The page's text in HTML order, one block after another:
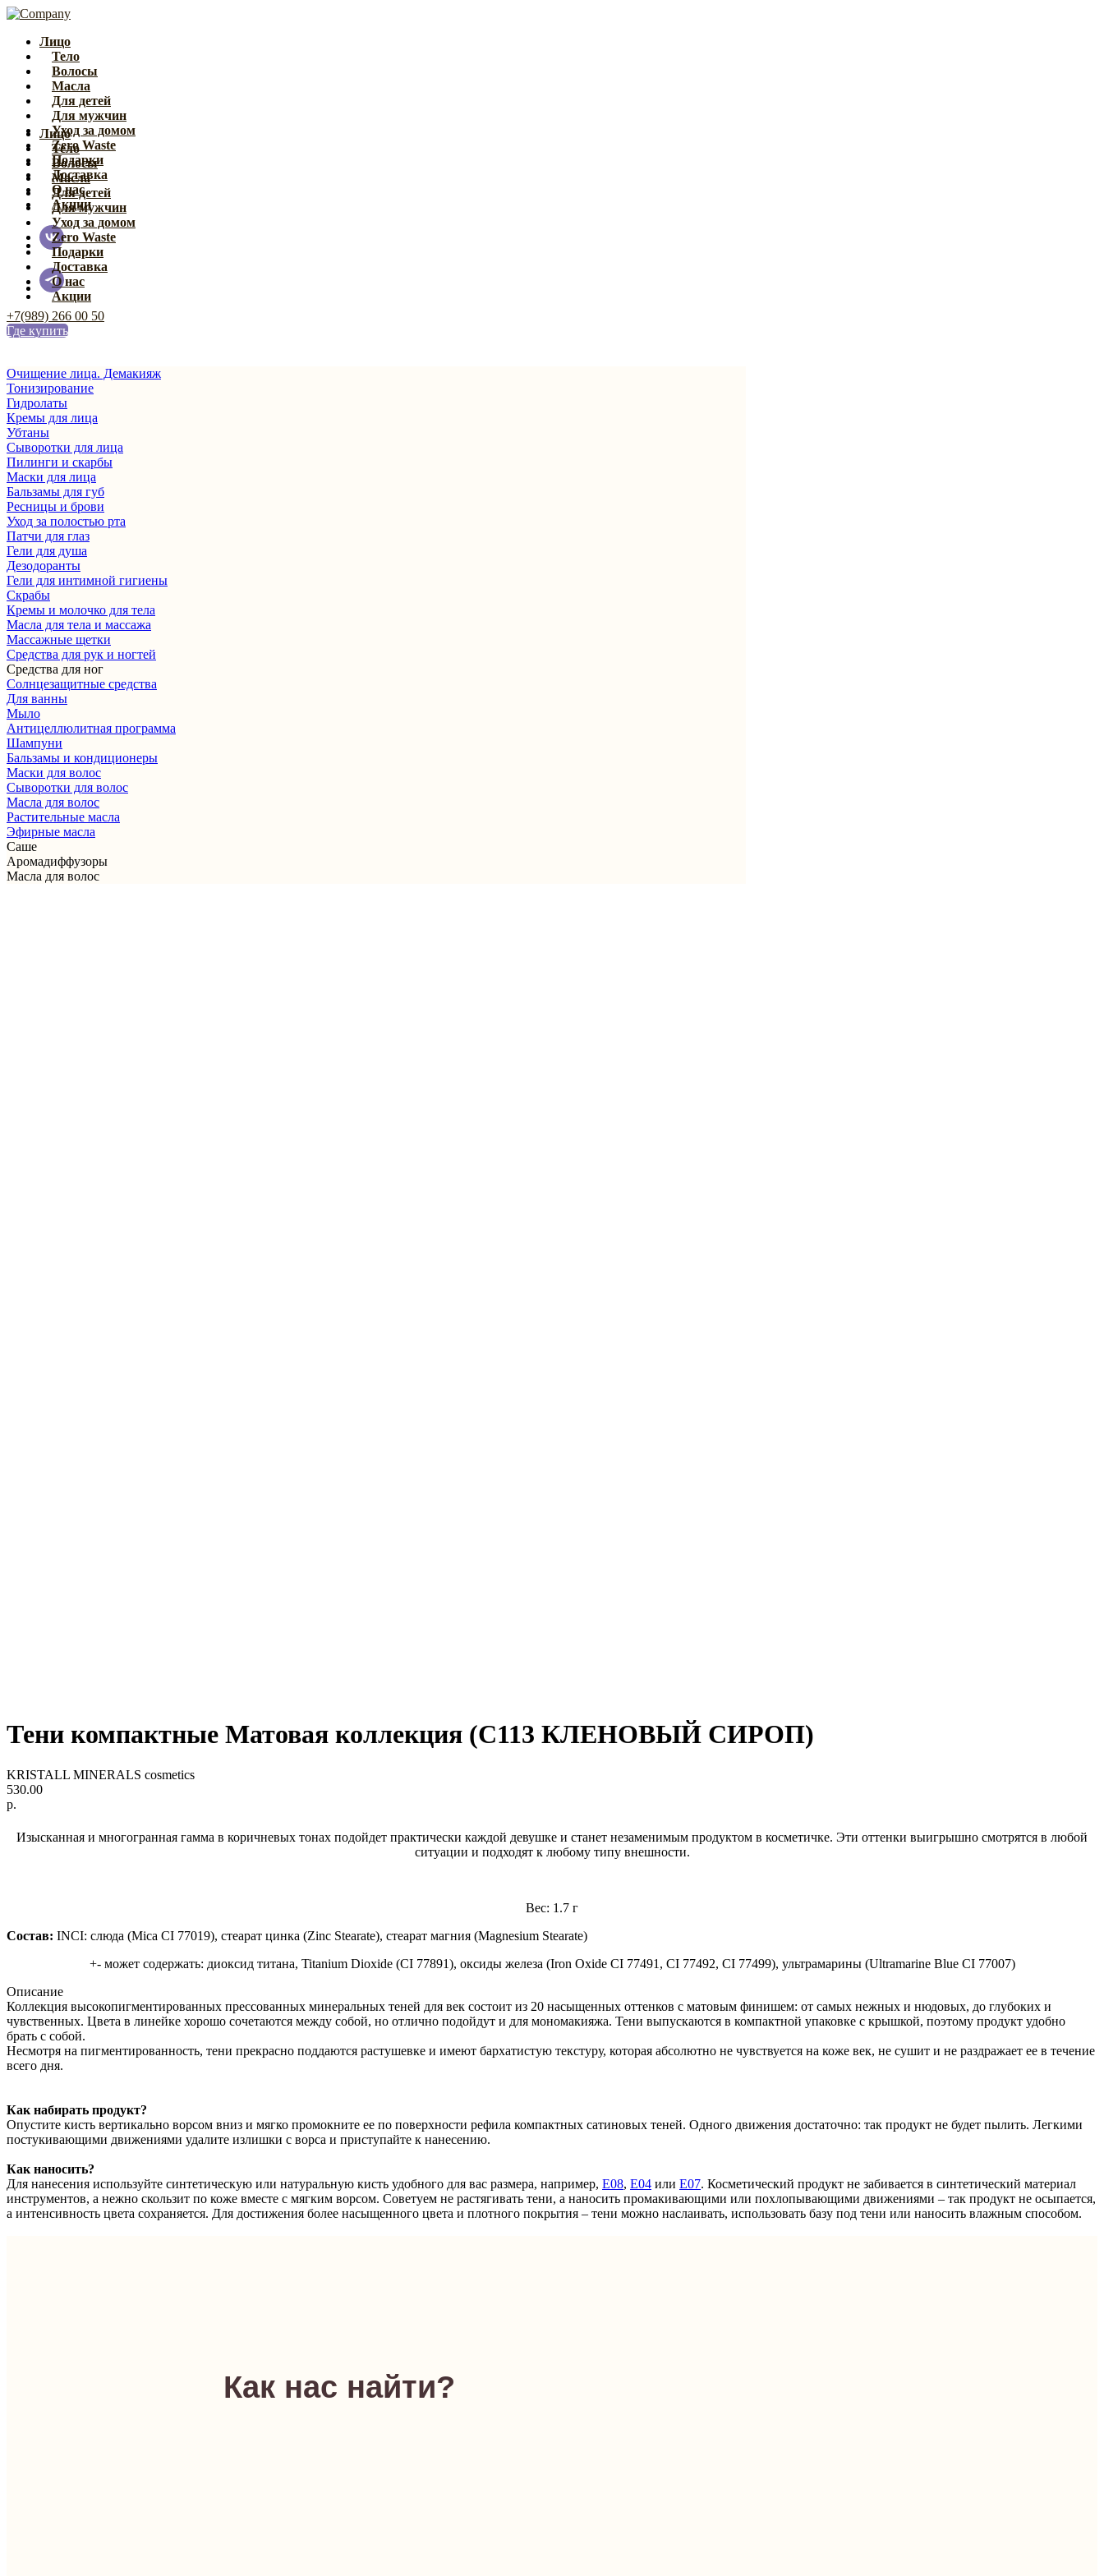
Лицо
Тело
Волосы
Масла
Для детей
Для мужчин
Уход за домом
Zero Waste
Подарки
Доставка
О нас
Акции
+7(989) 266 00 50
Где купить
Лицо
Тело
Волосы
Масла
Для детей
Для мужчин
Уход за домом
Zero Waste
Подарки
Доставка
О нас
Акции
Очищение лица. Демакияж
Тонизирование
Гидролаты
Кремы для лица
Убтаны
Сыворотки для лица
Пилинги и скарбы
Маски для лица
Бальзамы для губ
Ресницы и брови
Уход за полостью рта
Патчи для глаз
Гели для душа
Дезодоранты
Гели для интимной гигиены
Скрабы
Кремы и молочко для тела
Масла для тела и массажа
Массажные щетки
Cредства для рук и ногтей
Средства для ног
Солнцезащитные средства
Для ванны
Мыло
Антицеллюлитная программа
Шампуни
Бальзамы и кондиционеры
Маски для волос
Сыворотки для волос
Масла для волос
Растительные масла
Эфирные масла
Саше
Аромадиффузоры
Масла для волос
Тени компактные Матовая коллекция (С113 КЛЕНОВЫЙ СИРОП)
KRISTALL MINERALS cosmetics
530.00
р.
Изысканная и многогранная гамма в коричневых тонах подойдет практически каждой девушке и станет незаменимым продуктом в косметичке. Эти оттенки выигрышно смотрятся в любой
ситуации и подходят к любому типу внешности.
Вес: 1.7 г
Состав: INCI: слюда (Mica CI 77019), стеарат цинка (Zinc Stearate), стеарат магния (Magnesium Stearate)
+- может содержать: диоксид титана, Titanium Dioxide (CI 77891), оксиды железа (Iron Oxide CI 77491, CI 77492, CI 77499), ультрамарины (Ultramarine Blue CI 77007)
Описание
Коллекция высокопигментированных прессованных минеральных теней для век состоит из 20 насыщенных оттенков с матовым финишем: от самых нежных и нюдовых, до глубоких и
чувственных. Цвета в линейке хорошо сочетаются между собой, но отлично подойдут и для мономакияжа. Тени выпускаются в компактной упаковке с крышкой, поэтому продукт удобно
брать с собой.
Несмотря на пигментированность, тени прекрасно поддаются растушевке и имеют бархатистую текстуру, которая абсолютно не чувствуется на коже век, не сушит и не раздражает ее в течение
всего дня.
Как набирать продукт?
Опустите кисть вертикально ворсом вниз и мягко промокните ее по поверхности рефила компактных сатиновых теней. Одного движения достаточно: так продукт не будет пылить. Легкими
постукивающими движениями удалите излишки с ворса и приступайте к нанесению.
Как наносить?
Для нанесения используйте синтетическую или натуральную кисть удобного для вас размера, например, Е08, Е04 или Е07. Косметический продукт не забивается в синтетический материал
инструментов, а нежно скользит по коже вместе с мягким ворсом. Советуем не растягивать тени, а наносить промакивающими или похлопывающими движениями – так продукт не осыпается,
а интенсивность цвета сохраняется. Для достижения более насыщенного цвета и плотного покрытия – тени можно наслаивать, использовать базу под тени или наносить влажным способом.
Как нас найти?